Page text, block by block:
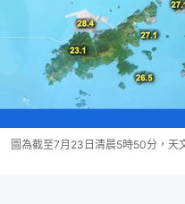
圖為截至7月23日清晨5時50分，天